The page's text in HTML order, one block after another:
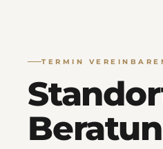
TERMIN